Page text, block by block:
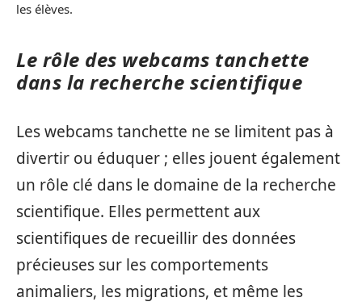
les élèves.
Le rôle des webcams tanchette
dans la recherche scientifique
Les webcams tanchette ne se limitent pas à
divertir ou éduquer ; elles jouent également
un rôle clé dans le domaine de la recherche
scientifique. Elles permettent aux
scientifiques de recueillir des données
précieuses sur les comportements
animaliers, les migrations, et même les